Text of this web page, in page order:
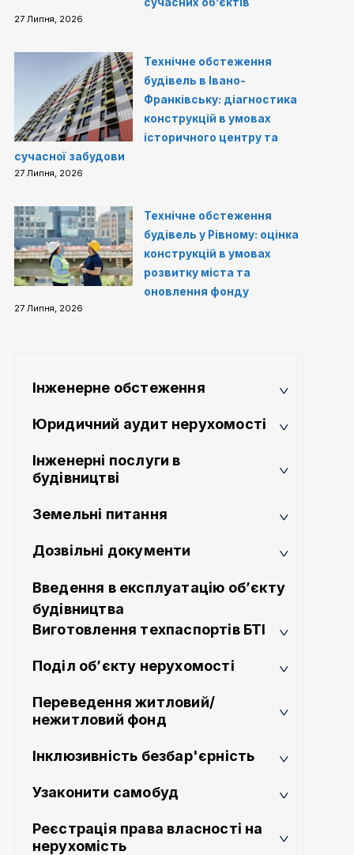
сучасних об’єктів
27 Липня, 2026
Технічне обстеження
будівель в Івано-
Франківську: діагностика
конструкцій в умовах
історичного центру та
сучасної забудови
27 Липня, 2026
Технічне обстеження
будівель у Рівному: оцінка
конструкцій в умовах
розвитку міста та
оновлення фонду
27 Липня, 2026
Інженерне обстеження
Юридичний аудит нерухомості
Інженерні послуги в
будівництві
Земельні питання
Дозвільні документи
Введення в експлуатацію об’єкту
будівництва
Виготовлення техпаспортів БТІ
Поділ об’єкту нерухомості
Переведення житловий/
нежитловий фонд
Інклюзивність безбар'єрність
Узаконити самобуд
Реєстрація права власності на
нерухомість